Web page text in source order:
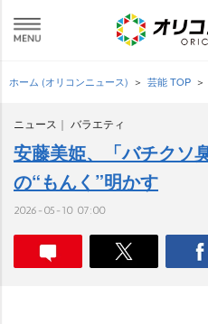
ホーム (オリコンニュース) 芸能 TOP
ニュース バラエティ
安藤美姫、「バチクソ
の“もんく”明かす
2026-05-10 07:00